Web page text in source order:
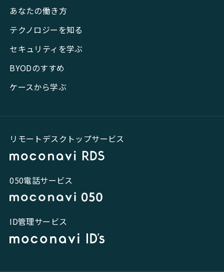
あなたの働き方
テクノロジーを知る
セキュリティを学ぶ
BYODのすすめ
ケースから学ぶ
リモートデスクトップサービス
050電話サービス
ID管理サービス